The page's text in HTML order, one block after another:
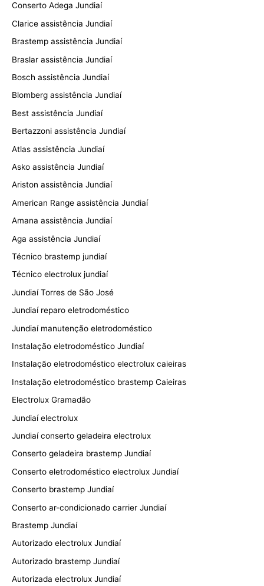
Conserto Adega Jundiaí
Clarice assistência Jundiaí
Brastemp assistência Jundiaí
Braslar assistência Jundiaí
Bosch assistência Jundiaí
Blomberg assistência Jundiaí
Best assistência Jundiaí
Bertazzoni assistência Jundiaí
Atlas assistência Jundiaí
Asko assistência Jundiaí
Ariston assistência Jundiaí
American Range assistência Jundiaí
Amana assistência Jundiaí
Aga assistência Jundiaí
Técnico brastemp jundiaí
Técnico electrolux jundiaí
Jundiaí Torres de São José
Jundiaí reparo eletrodoméstico
Jundiaí manutenção eletrodoméstico
Instalação eletrodoméstico Jundiaí
Instalação eletrodoméstico electrolux caieiras
Instalação eletrodoméstico brastemp Caieiras
Electrolux Gramadão
Jundiaí electrolux
Jundiaí conserto geladeira electrolux
Conserto geladeira brastemp Jundiaí
Conserto eletrodoméstico electrolux Jundiaí
Conserto brastemp Jundiaí
Conserto ar-condicionado carrier Jundiaí
Brastemp Jundiaí
Autorizado electrolux Jundiaí
Autorizado brastemp Jundiaí
Autorizada electrolux Jundiaí